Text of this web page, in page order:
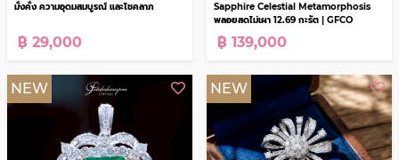
จี้ปลาฝังเพชร Ocean Guardian ความ
มั่งคั่ง ความอุดมสมบูรณ์ และโชคลาภ
รหัสสินค้า : 30954
จี้แซฟไฟร์ Madagascar Color Change
Sapphire Celestial Metamorphosis
พลอยสดไม่เผา 12.69 กะรัต | GFCO